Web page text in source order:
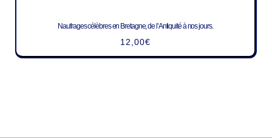
Naufrages célèbres en Bretagne, de l’Antiquité à nos jours.
12,00€